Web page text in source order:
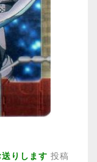
りします 投稿